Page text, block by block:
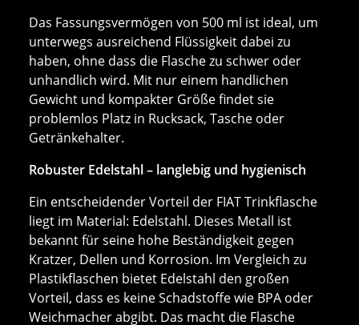
Das Fassungsvermögen von 500 ml ist ideal, um
unterwegs ausreichend Flüssigkeit dabei zu
haben, ohne dass die Flasche zu schwer oder
unhandlich wird. Mit nur einem handlichen
Gewicht und kompakter Größe findet sie
problemlos Platz in Rucksack, Tasche oder
Getränkehalter.
Robuster Edelstahl – langlebig und hygienisch
Ein entscheidender Vorteil der FIAT Trinkflasche
liegt im Material: Edelstahl. Dieses Metall ist
bekannt für seine hohe Beständigkeit gegen
Kratzer, Dellen und Korrosion. Im Vergleich zu
Plastikflaschen bietet Edelstahl den großen
Vorteil, dass es keine Schadstoffe wie BPA oder
Weichmacher abgibt. Das macht die Flasche